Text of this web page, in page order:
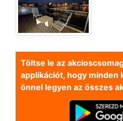
Töltse le az
applikációt, hogy minden
önnel legyen az összes